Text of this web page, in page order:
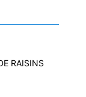
RAISINS